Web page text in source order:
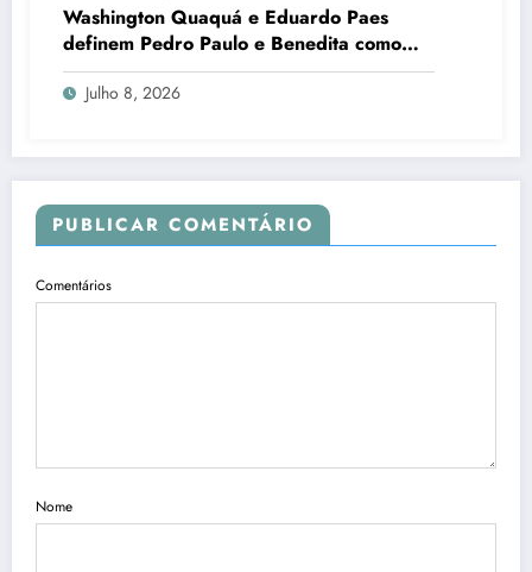
Washington Quaquá e Eduardo Paes
definem Pedro Paulo e Benedita como
candidatos ao Senado no Rio
Julho 8, 2026
PUBLICAR COMENTÁRIO
Comentários
Nome